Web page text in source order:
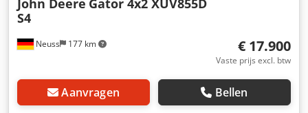
Neuss 177 km
S4
€ 17.900
Vaste prijs excl. btw
Aanvragen Bellen